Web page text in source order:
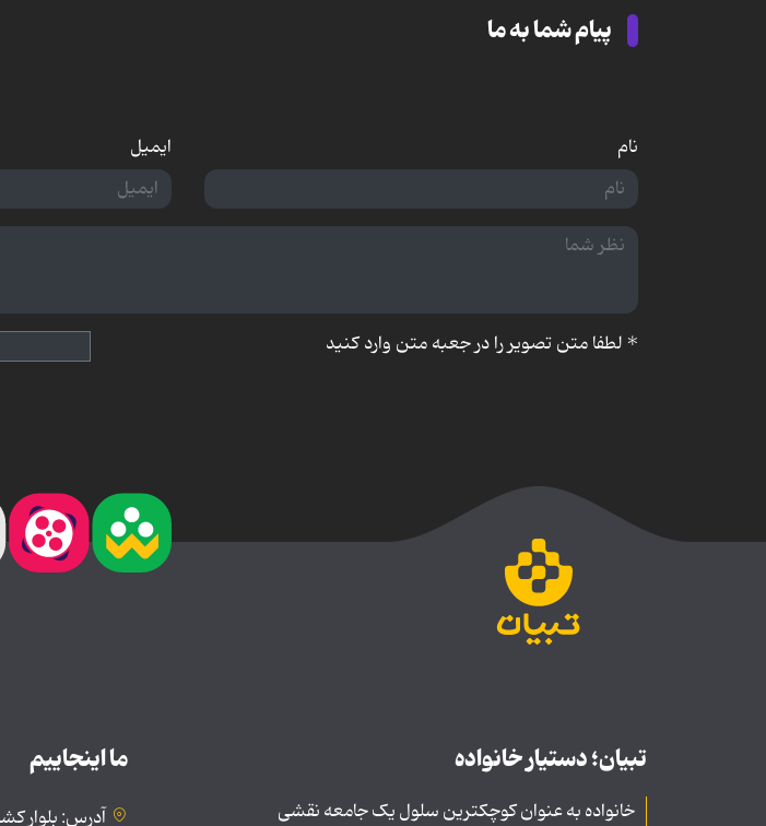
پیام شما به ما
نام ایمیل
*لطفا متن تصویر را در جعبه متن وارد کنید
تبیان؛ دستیار خانواده
خانواده به عنوان کوچکترین سلول یک جامعه نقشی
ما اینجاییم
آدرس: بلوار